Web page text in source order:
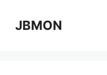
contentJBMON